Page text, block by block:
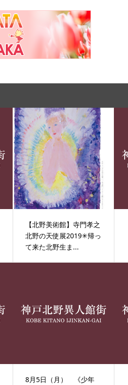
【北野美術館】寺門孝之
北野の天使展2019✳帰っ
て来た北野生ま...
8月5日（月） 《少年